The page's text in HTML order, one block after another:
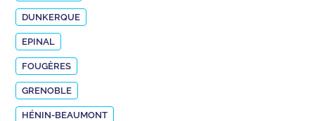
DUNKERQUE
EPINAL
FOUGÈRES
GRENOBLE
HÉNIN-BEAUMONT